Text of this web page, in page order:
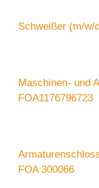
Schweißer (m/w/
Maschinen- und
FOA1176796723
FOA 300066